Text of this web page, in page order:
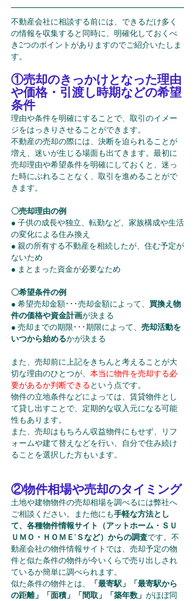
不動産会社に相談する前には、できるだけ多く
の情報を収集すると同時に、明確化しておくべ
き2つのポイントがありますのでご紹介いたしま
す。
①売却のきっかけとなった理由
や価格・引渡し時期などの希望
条件
理由や条件を明確にすることで、取引のイメー
ジをはっきりさせることができます。
不動産の売却の際には、決断を迫られることが
増え、迷いが生じる場面も出てきます。最初に
売却理由や希望条件を明確にしておくと、迷っ
た時にぶれることなく、取引を進めることがで
きます。
〇売却理由の例
● 子供の成長や独立、転勤など、家族構成や生活
の変化による住み換え
● 親の所有する不動産を相続したが、住む予定が
ないため
● まとまった資金が必要なため
〇希望条件の例
● 希望売却金額･･･売却金額によって、 買換え物
件の価格や資金計画が決まる
● 売却までの期限･･･期限によって、 売却活動を
いつから始めるかが決まる
また、売却前に上記をきちんと考えることが大
切な理由のひとつが、 本当に物件を売却する必
要があるか判断できる という点です。
物件の立地条件などによっては、賃貸物件とし
て貸し出すことで、定期的な収入元になる可能
性もあります。
また、売却はもちろん収益物件にもせず、リフ
ォームや建て替えなどを行い、自分で住み続け
ることを選択した方もいます。
②物件相場や売却のタイミング
土地や建物物件の売却相場を調べるには弊社へ
ご相談ください。また他にも手軽な方法とし
て、各種物件情報サイト（アットホーム・ＳＵ
ＵＭＯ・ＨＯＭＥ‘Ｓなど）からの調査です。不
動産会社の物件情報サイトでは、売却予定の物
件と似た条件の物件が今いくらで売り出しされ
ているか簡単に調べられます。
似た条件の物件とは、
「最寄駅」「最寄駅から
の距離」「面積」「間取」「築年数」 がほぼ同